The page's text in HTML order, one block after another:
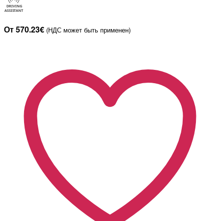
От 570.23€ (НДС может быть применен)